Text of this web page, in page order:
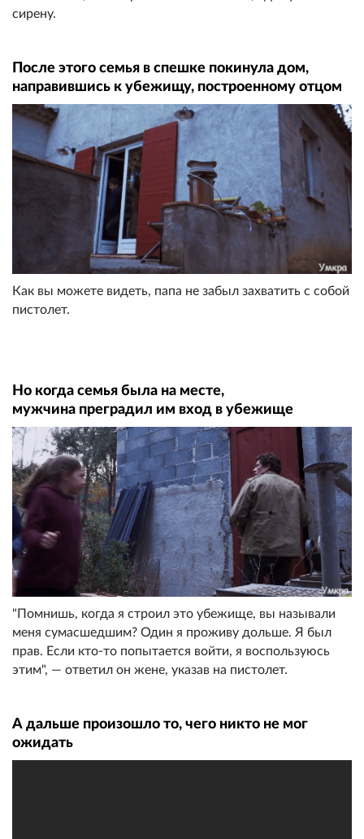
сирену.
После этого семья в спешке покинула дом,
направившись к убежищу, построенному отцом
Как вы можете видеть, папа не забыл захватить с собой
пистолет.
Но когда семья была на месте,
мужчина преградил им вход в убежище
"Помнишь, когда я строил это убежище, вы называли
меня сумасшедшим? Один я проживу дольше. Я был
прав. Если кто-то попытается войти, я воспользуюсь
этим", — ответил он жене, указав на пистолет.
А дальше произошло то, чего никто не мог
ожидать